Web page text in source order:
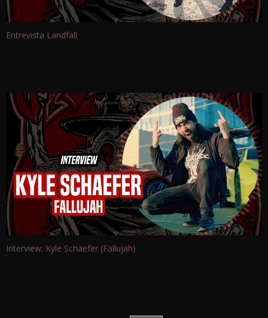
Entrevista Landfall
Interview: Kyle Schaefer (Fallujah)